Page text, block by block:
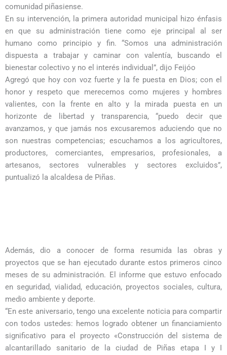
comunidad piñasiense.
En su intervención, la primera autoridad municipal hizo énfasis
en que su administración tiene como eje principal al ser
humano como principio y fin. “Somos una administración
dispuesta a trabajar y caminar con valentía, buscando el
bienestar colectivo y no el interés individual”, dijo Feijóo
Agregó que hoy con voz fuerte y la fe puesta en Dios; con el
honor y respeto que merecemos como mujeres y hombres
valientes, con la frente en alto y la mirada puesta en un
horizonte de libertad y transparencia, “puedo decir que
avanzamos, y que jamás nos excusaremos aduciendo que no
son nuestras competencias; escuchamos a los agricultores,
productores, comerciantes, empresarios, profesionales, a
artesanos, sectores vulnerables y sectores excluidos”,
puntualizó la alcaldesa de Piñas.
Además, dio a conocer de forma resumida las obras y
proyectos que se han ejecutado durante estos primeros cinco
meses de su administración. El informe que estuvo enfocado
en seguridad, vialidad, educación, proyectos sociales, cultura,
medio ambiente y deporte.
“En este aniversario, tengo una excelente noticia para compartir
con todos ustedes: hemos logrado obtener un financiamiento
significativo para el proyecto «Construcción del sistema de
alcantarillado sanitario de la ciudad de Piñas etapa I y I